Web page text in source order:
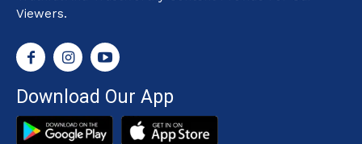
Viewers.
Download Our App